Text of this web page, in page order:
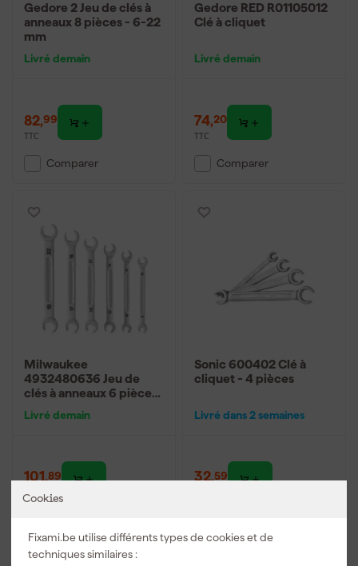
Cookies
Fixami.be utilise différents types de cookies et de
techniques similaires :
Gedore 2 Jeu de clés à
anneaux 8 pièces - 6-22
mm
Livré demain
82,99
TTC
Comparer
Gedore RED R01105012
Clé à cliquet
Livré demain
74,20
TTC
Comparer
Milwaukee
4932480636 Jeu de
clés à anneaux 6 pièces
Livré demain
101,89
TTC
Sonic 600402 Clé à
cliquet - 4 pièces
Livré dans 2 semaines
32,59